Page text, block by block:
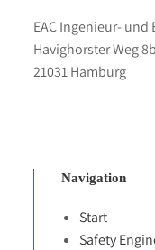
EAC Ingenieur-
Havighorster Weg 8b
21031 Hamburg
Navigation
Start
Safety